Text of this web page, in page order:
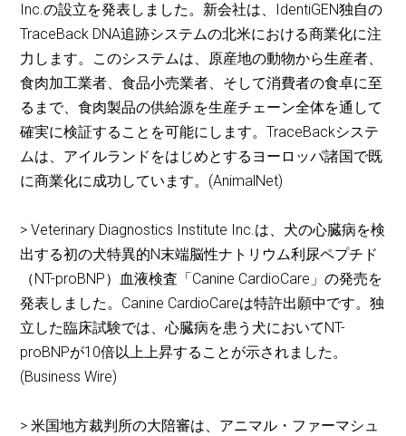
Inc.の設立を発表しました。新会社は、IdentiGEN独自の
TraceBack DNA追跡システムの北米における商業化に注
力します。このシステムは、原産地の動物から生産者、
食肉加工業者、食品小売業者、そして消費者の食卓に至
るまで、食肉製品の供給源を生産チェーン全体を通して
確実に検証することを可能にします。TraceBackシステ
ムは、アイルランドをはじめとするヨーロッパ諸国で既
に商業化に成功しています。(AnimalNet)
> Veterinary Diagnostics Institute Inc.は、犬の心臓病を検
出する初の犬特異的N末端脳性ナトリウム利尿ペプチド
（NT-proBNP）血液検査「Canine CardioCare」の発売を
発表しました。Canine CardioCareは特許出願中です。独
立した臨床試験では、心臓病を患う犬においてNT-
proBNPが10倍以上上昇することが示されました。
(Business Wire)
> 米国地方裁判所の大陪審は、アニマル・ファーマシュ